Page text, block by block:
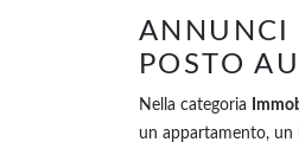
ANNUNCI
POSTO
Nella categoria
un appartamento,